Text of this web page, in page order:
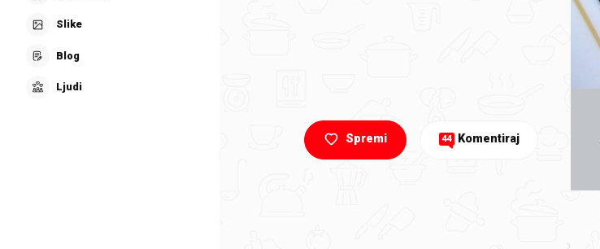
Slike
Blog
Ljudi
Spremi 44 Komentiraj